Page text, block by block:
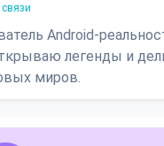
Android-
легенды и
миров.